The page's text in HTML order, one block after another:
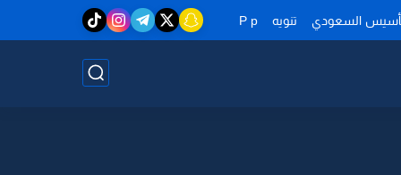
السعودي تنويه P p